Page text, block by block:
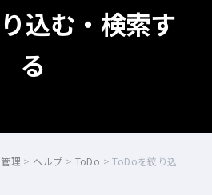
込む・検索す
る
理 > ヘルプ > ToDo >ToDoを絞り込